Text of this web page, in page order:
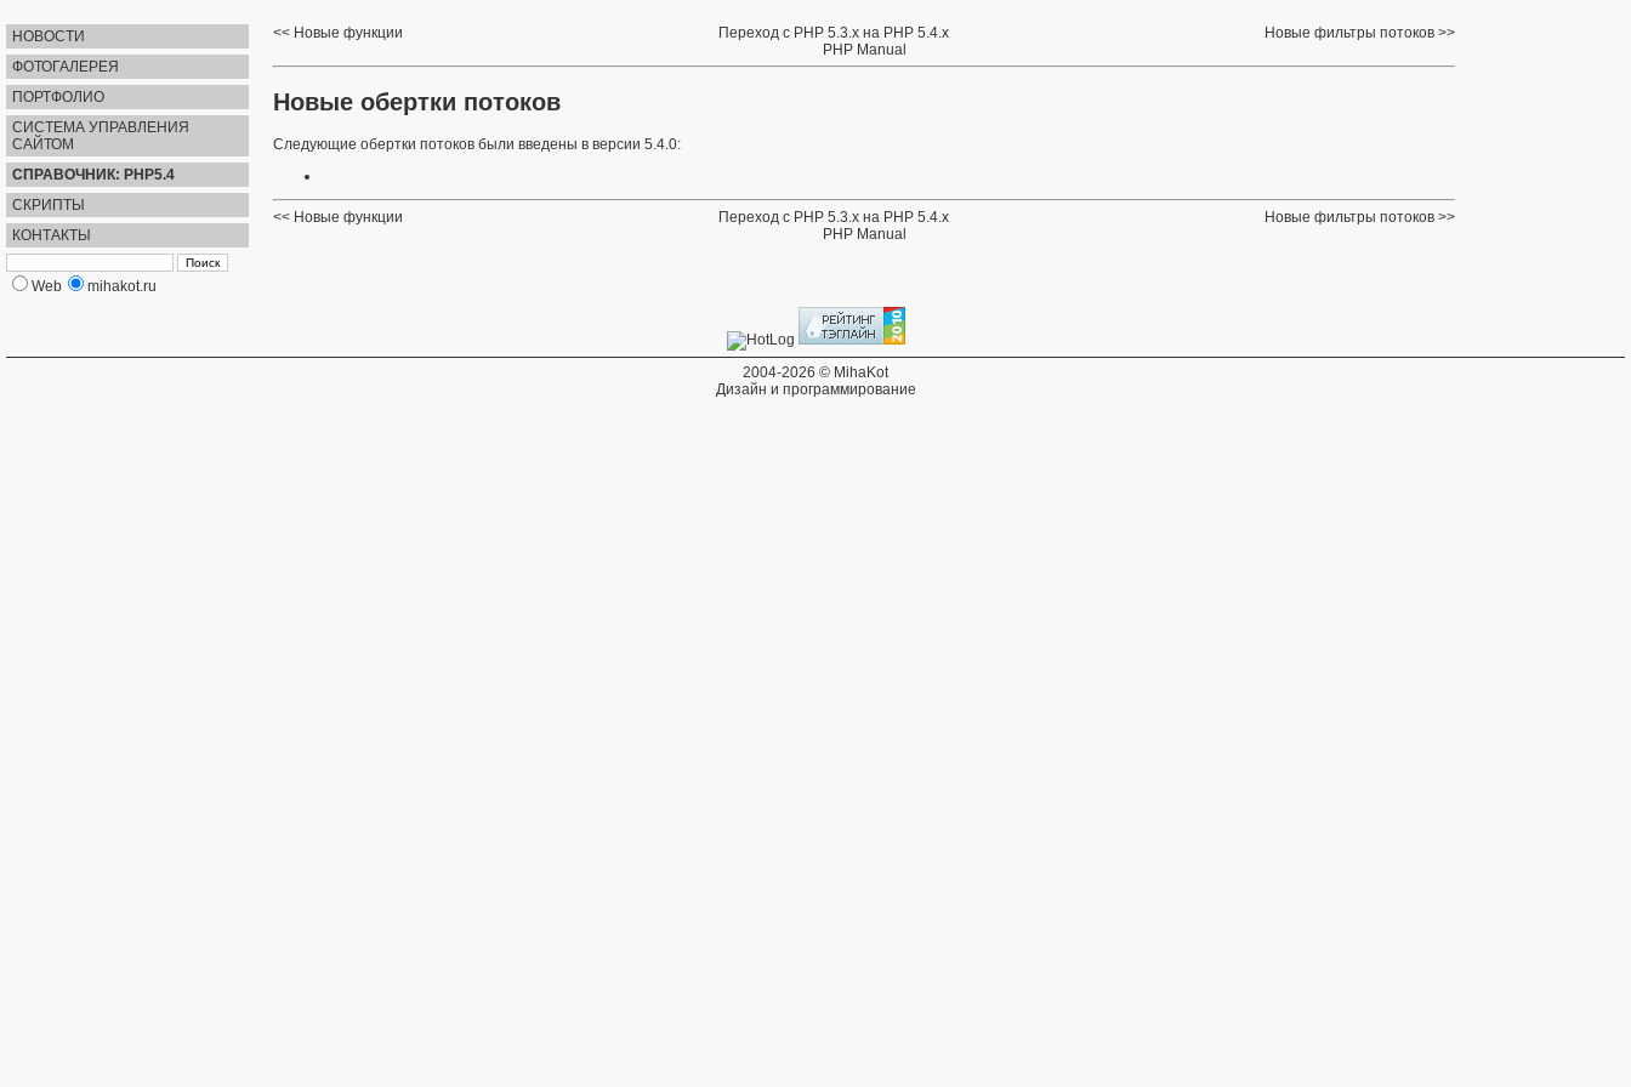
НОВОСТИ
ФОТОГАЛЕРЕЯ
ПОРТФОЛИО
СИСТЕМА УПРАВЛЕНИЯ
САЙТОМ
СПРАВОЧНИК: PHP5.4
СКРИПТЫ
КОНТАКТЫ
Web mihakot.ru
Новые функции Новые фильтры потоков
Переход с PHP 5.3.x на PHP 5.4.x
PHP Manual
Новые обертки потоков
Следующие обертки потоков были введены в версии 5.4.0:
Новые функции Новые фильтры потоков
Переход с PHP 5.3.x на PHP 5.4.x
PHP Manual
2004-2026 © MihaKot
Дизайн и программирование